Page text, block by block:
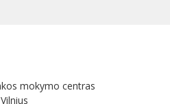
mokymo centras